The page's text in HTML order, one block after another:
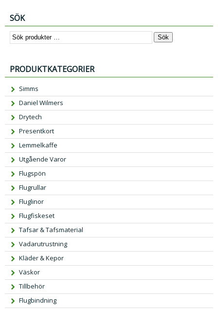
SÖK
Sök
PRODUKTKATEGORIER
Simms
Daniel Wilmers
Drytech
Presentkort
Lemmelkaffe
Utgående Varor
Flugspön
Flugrullar
Fluglinor
Flugfiskeset
Tafsar & Tafsmaterial
Vadarutrustning
Kläder & Kepor
Väskor
Tillbehör
Flugbindning